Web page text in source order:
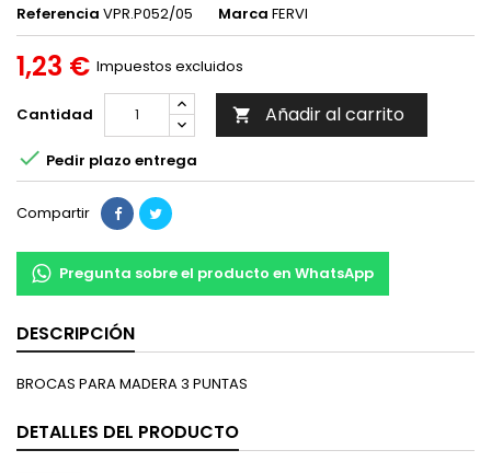
Referencia VPR.P052/05 Marca FERVI
1,23 € Impuestos excluidos
Cantidad  Añadir al carrito
 Pedir plazo entrega
Compartir
Pregunta sobre el producto en WhatsApp
DESCRIPCIÓN
BROCAS PARA MADERA 3 PUNTAS
DETALLES DEL PRODUCTO